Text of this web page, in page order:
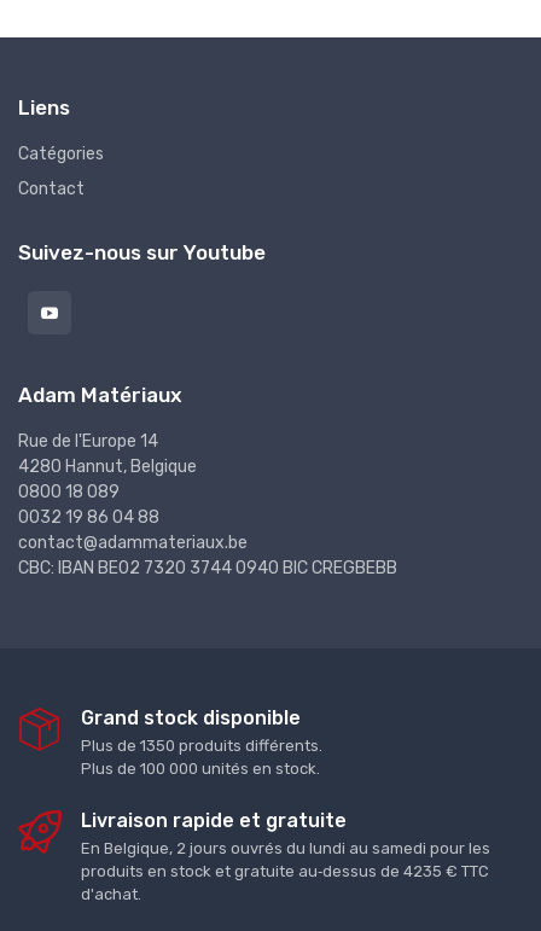
Liens
Catégories
Contact
Suivez-nous sur Youtube
Adam Matériaux
Rue de l'Europe 14
4280 Hannut, Belgique
0800 18 089
0032 19 86 04 88
contact@adammateriaux.be
CBC: IBAN BE02 7320 3744 0940 BIC CREGBEBB
Grand stock disponible
Plus de 1350 produits différents.
Plus de 100 000 unités en stock.
Livraison rapide et gratuite
En Belgique, 2 jours ouvrés du lundi au samedi pour les
produits en stock et gratuite au‑dessus de 4235 € TTC
d'achat.